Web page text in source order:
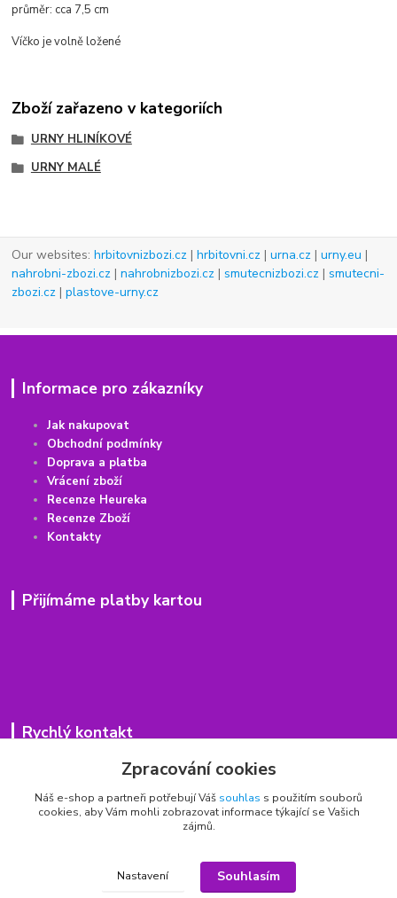
průměr: cca 7,5 cm
Víčko je volně ložené
Zboží zařazeno v kategoriích
URNY HLINÍKOVÉ
URNY MALÉ
Our websites:hrbitovnizbozi.cz |hrbitovni.cz |urna.cz |urny.eu |
nahrobni-zbozi.cz |nahrobnizbozi.cz |smutecnizbozi.cz |smutecni-
zbozi.cz |plastove-urny.cz
Informace pro zákazníky
Jak nakupovat
Obchodní podmínky
Doprava a platba
Vrácení zboží
Recenze Heureka
Recenze Zboží
Kontakty
Přijímáme platby kartou
Rychlý kontakt
Po - Pá 9,00 - 15,00 hod.
obchod(zavináč)hrbitovnizbozi.cz
Zpracování cookies
Náš e-shop a partneři potřebují Váš souhlas s použitím souborů
cookies, aby Vám mohli zobrazovat informace týkající se Vašich
zájmů.
Nastavení Souhlasím